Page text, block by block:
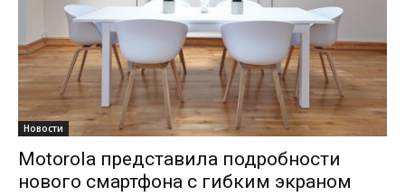
Новости
Motorola представила подробности
нового смартфона с гибким экраном